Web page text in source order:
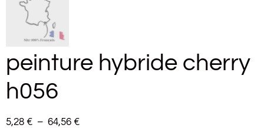
peinture hybride cherry
h056
5,28 € – 64,56 €